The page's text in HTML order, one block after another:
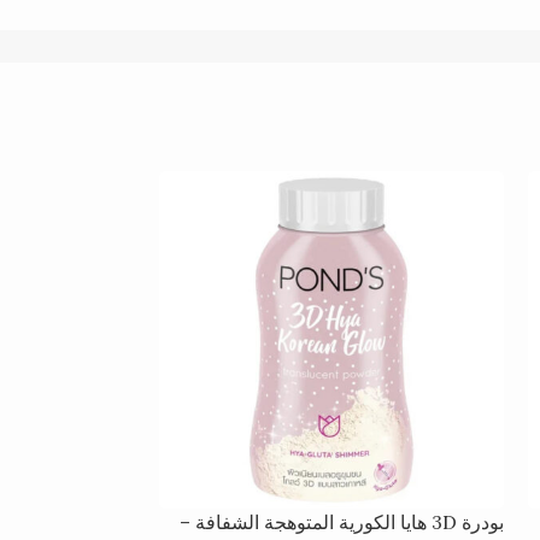
بودرة 3D هايا الكورية المتوهجة الشفافة –